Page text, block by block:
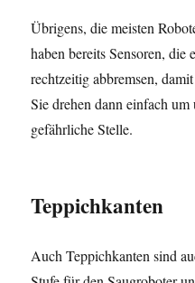
Übrigens, die meisten
haben bereits Sensoren, die
rechtzeitig abbremsen,
Sie drehen dann einfach
gefährliche Stelle.
Teppichkanten
Auch Teppichkanten sind